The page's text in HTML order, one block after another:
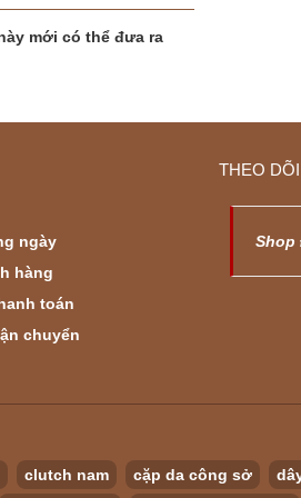
mới có thể đưa ra
ngày
hàng
toán
chuyển
THEO
Shop
clutch nam cặp da công sở